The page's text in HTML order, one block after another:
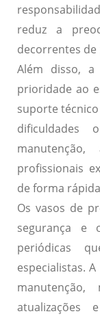
reduz a
decorrentes
Além disso, a
prioridade ao
suporte
dificuldades
profissionais
de forma
Os vasos de
segurança e
periódicas
especialistas.